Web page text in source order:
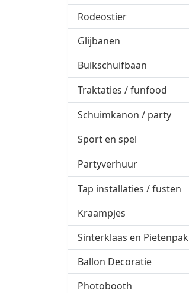
Rodeostier
Glijbanen
Buikschuifbaan
Traktaties / funfood
Schuimkanon / party
Sport en spel
Partyverhuur
Tap installaties / fusten
Kraampjes
Sinterklaas en Pietenpak
Ballon Decoratie
Photobooth